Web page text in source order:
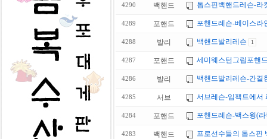
4290 백핸드 톱스핀백핸드레슨-라
4289 포핸드 포핸드레슨-베이스라
4288 발리 백핸드발리레슨 1
4287 포핸드 세미웨스턴그립포핸
4286 발리 백핸드발리레슨-간결
4285 서브 서브레슨-임팩트에서
4284 포핸드 포핸드레슨-백스윙(
4283 백핸드 프로선수들의 톱스핀